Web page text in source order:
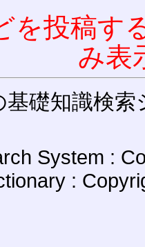
を投稿す
み表
礎知識検索
System :
: